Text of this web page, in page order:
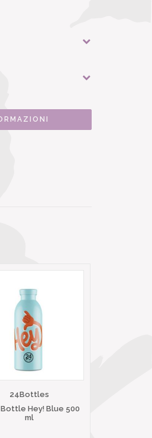
24Bottles
Bottle Hey! Blue 500
ml